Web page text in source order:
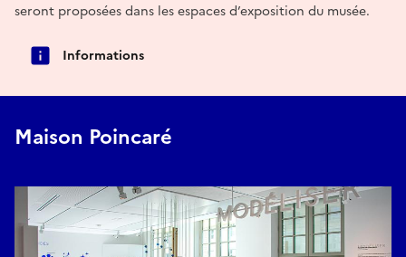
seront proposées dans les espaces d’exposition du musée.
Informations
Maison Poincaré